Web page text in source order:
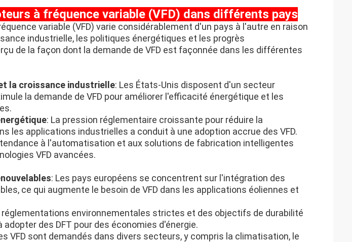
à fréquence variable (VFD) dans différents pays
variable (VFD) varie considérablement d'un pays à l'autre en raison
industrielle, les politiques énergétiques et les progrès
de la façon dont la demande de VFD est façonnée dans les différentes
la croissance industrielle: Les États-Unis disposent d'un secteur
la demande de VFD pour améliorer l'efficacité énergétique et les
: La pression réglementaire croissante pour réduire la
les applications industrielles a conduit à une adoption accrue des VFD.
tendance à l'automatisation et aux solutions de fabrication intelligentes
VFD avancées.
: Les pays européens se concentrent sur l'intégration des
ce qui augmente le besoin de VFD dans les applications éoliennes et
réglementations environnementales strictes et des objectifs de durabilité
des DFT pour des économies d'énergie.
VFD sont demandés dans divers secteurs, y compris la climatisation, le